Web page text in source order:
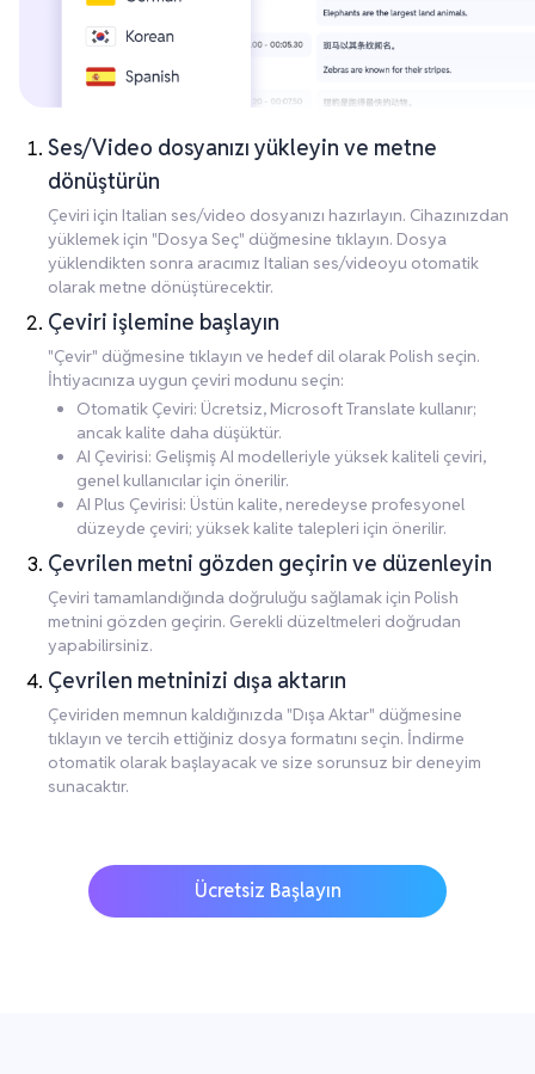
Ses/Video dosyanızı yükleyin ve metne
dönüştürün
Çeviri için Italian ses/video dosyanızı hazırlayın. Cihazınızdan
yüklemek için "Dosya Seç" düğmesine tıklayın. Dosya
yüklendikten sonra aracımız Italian ses/videoyu otomatik
olarak metne dönüştürecektir.
Çeviri işlemine başlayın
"Çevir" düğmesine tıklayın ve hedef dil olarak Polish seçin.
İhtiyacınıza uygun çeviri modunu seçin:
Otomatik Çeviri: Ücretsiz, Microsoft Translate kullanır;
ancak kalite daha düşüktür.
AI Çevirisi: Gelişmiş AI modelleriyle yüksek kaliteli çeviri,
genel kullanıcılar için önerilir.
AI Plus Çevirisi: Üstün kalite, neredeyse profesyonel
düzeyde çeviri; yüksek kalite talepleri için önerilir.
Çevrilen metni gözden geçirin ve düzenleyin
Çeviri tamamlandığında doğruluğu sağlamak için Polish
metnini gözden geçirin. Gerekli düzeltmeleri doğrudan
yapabilirsiniz.
Çevrilen metninizi dışa aktarın
Çeviriden memnun kaldığınızda "Dışa Aktar" düğmesine
tıklayın ve tercih ettiğiniz dosya formatını seçin. İndirme
otomatik olarak başlayacak ve size sorunsuz bir deneyim
sunacaktır.
Ücretsiz Başlayın